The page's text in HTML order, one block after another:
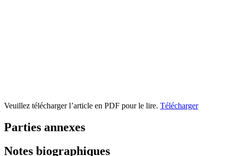
Veuillez télécharger l’article en PDF pour le lire. Télécharger
Parties annexes
Notes biographiques